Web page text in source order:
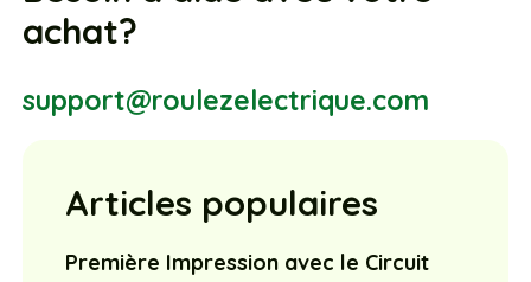
achat?
support@roulezelectrique.com
Articles populaires
Première Impression avec le Circuit